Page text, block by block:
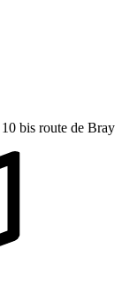
10 bis route de Bray